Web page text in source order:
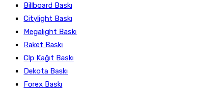
Billboard Baskı
Citylight Baskı
Megalight Baskı
Raket Baskı
Clp Kağıt Baskı
Dekota Baskı
Forex Baskı